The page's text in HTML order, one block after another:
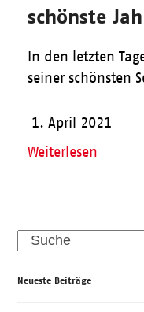
schönste
In den letzten
seiner schönsten
1. April 2021
Weiterlesen
Search
Neueste Beiträge